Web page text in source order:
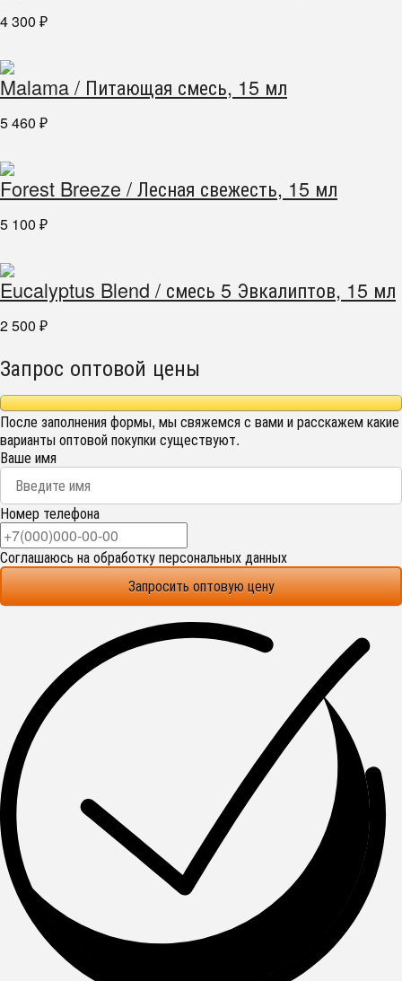
4 300 ₽
Malama / Питающая смесь, 15 мл
5 460 ₽
Forest Breeze / Лесная свежесть, 15 мл
5 100 ₽
Eucalyptus Blend / смесь 5 Эвкалиптов, 15 мл
2 500 ₽
Запрос оптовой цены
После заполнения формы, мы свяжемся с вами и расскажем какие
варианты оптовой покупки существуют.
Ваше имя
Номер телефона
Соглашаюсь на обработку персональных данных
Запросить оптовую цену